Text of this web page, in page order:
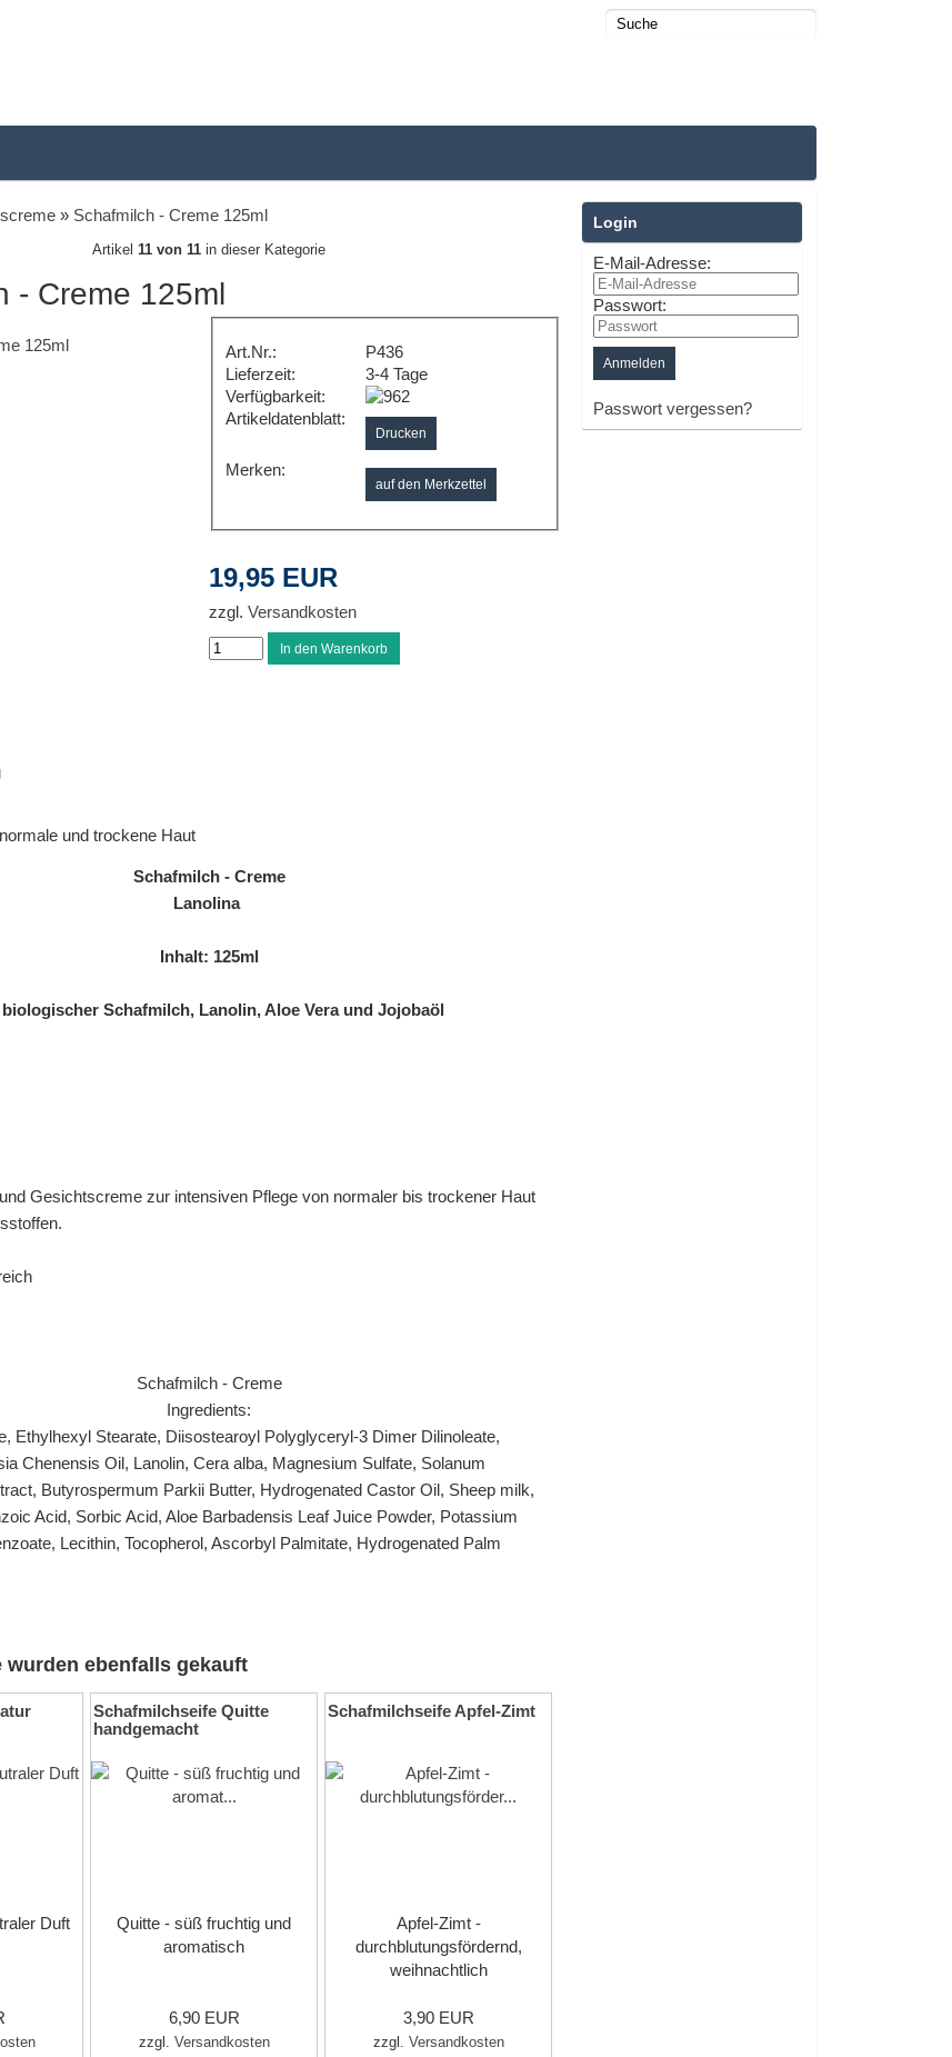
» Schafmilch - Creme 125ml
Artikel11 von 11 in dieser Kategorie
- Creme 125ml
Art.Nr.:
P436
Lieferzeit:
3-4 Tage
Verfügbarkeit:
Artikeldatenblatt:
Drucken
Merken:
19,95 EUR
zzgl. Versandkosten
und trockene Haut
Schafmilch - Creme
Lanolina
Inhalt: 125ml
Schafmilch, Lanolin, Aloe Vera und Jojobaöl
Gesichtscreme zur intensiven Pflege von normaler bis trockener Haut
Schafmilch - Creme
Ingredients:
Ethylhexyl Stearate, Diisostearoyl Polyglyceryl-3 Dimer Dilinoleate,
Chenensis Oil, Lanolin, Cera alba, Magnesium Sulfate, Solanum
Butyrospermum Parkii Butter, Hydrogenated Castor Oil, Sheep milk,
Acid, Sorbic Acid, Aloe Barbadensis Leaf Juice Powder, Potassium
Lecithin, Tocopherol, Ascorbyl Palmitate, Hydrogenated Palm
wurden ebenfalls gekauft
Duft
Schafmilchseife Quitte
handgemacht
Quitte - süß fruchtig und
aromatisch
6,90 EUR
zzgl. Versandkosten
Schafmilchseife Apfel-Zimt
Apfel-Zimt -
durchblutungsfördernd,
weihnachtlich
3,90 EUR
zzgl. Versandkosten
Login
E-Mail-Adresse:
Passwort:
Passwort vergessen?